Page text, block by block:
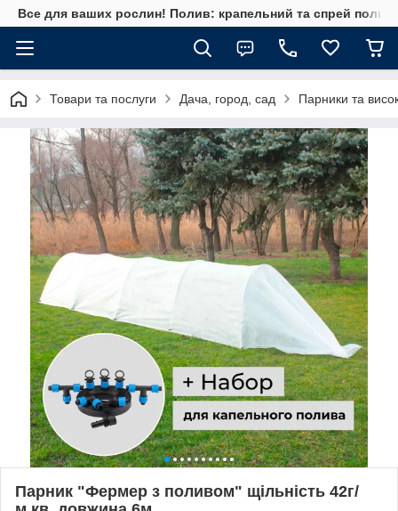
Все для ваших рослин! Полив: крапельний та спрей полив,
Товари та послуги Дача, город, сад Парники та
Парник "Фермер з поливом" щільність 42г/